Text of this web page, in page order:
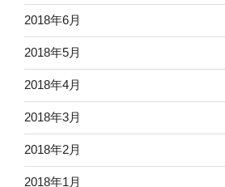
2018年6月
2018年5月
2018年4月
2018年3月
2018年2月
2018年1月